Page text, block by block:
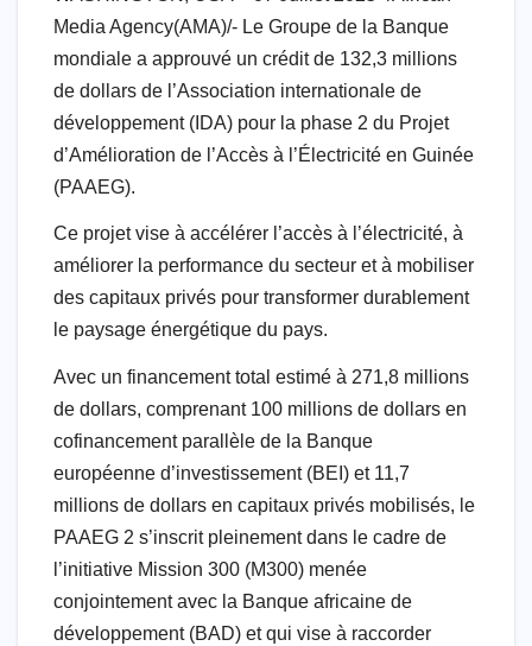
Media Agency(AMA)/- Le Groupe de la Banque
mondiale a approuvé un crédit de 132,3 millions
de dollars de l’Association internationale de
développement (IDA) pour la phase 2 du Projet
d’Amélioration de l’Accès à l’Électricité en Guinée
(PAAEG).
Ce projet vise à accélérer l’accès à l’électricité, à
améliorer la performance du secteur et à mobiliser
des capitaux privés pour transformer durablement
le paysage énergétique du pays.
Avec un financement total estimé à 271,8 millions
de dollars, comprenant 100 millions de dollars en
cofinancement parallèle de la Banque
européenne d’investissement (BEI) et 11,7
millions de dollars en capitaux privés mobilisés, le
PAAEG 2 s’inscrit pleinement dans le cadre de
l’initiative Mission 300 (M300) menée
conjointement avec la Banque africaine de
développement (BAD) et qui vise à raccorder